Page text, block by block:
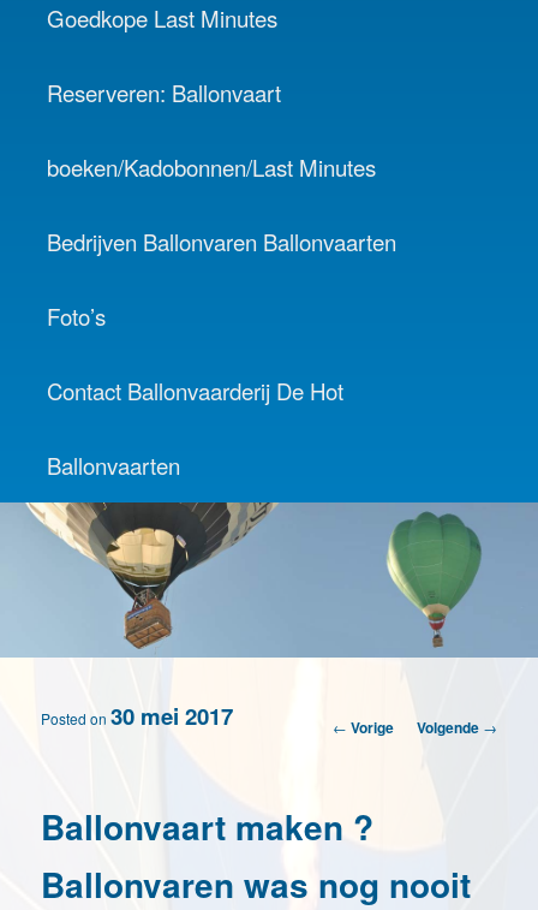
Goedkope Last Minutes
Reserveren: Ballonvaart
boeken/Kadobonnen/Last Minutes
Bedrijven Ballonvaren Ballonvaarten
Foto’s
Contact Ballonvaarderij De Hot
Ballonvaarten
Berichtnavigatie
← Vorige Volgende →
Ballonvaart maken ?
Ballonvaren was nog nooit
Posted on30 mei 2017